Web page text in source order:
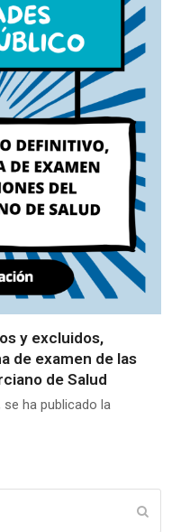
y excluidos,
de examen de las
de Salud
se ha publicado la